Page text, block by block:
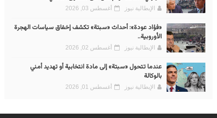
الإيطالية نيوز أغسطس 03, 2026
«فؤاد عودة»: أحداث «سبتة» تكشف إخفاق سياسات الهجرة
الأوروبية..
الإيطالية نيوز أغسطس 02, 2026
عندما تتحول «سبتة» إلى مادة انتخابية أو تهديد أمني
بالوكالة
الإيطالية نيوز أغسطس 01, 2026